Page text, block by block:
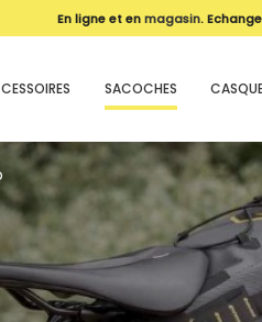
En ligne et enmagasin.
SACOCHES